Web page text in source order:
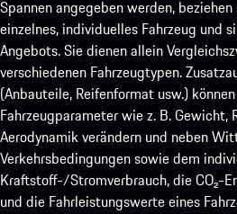
Spannen angegeben werden,
einzelnes, individuelles Fahrzeug und
Angebots. Sie dienen allein
verschiedenen Fahrzeugtypen.
(Anbauteile, Reifenformat usw.)
Fahrzeugparameter wie z. B. Gewicht,
Aerodynamik verändern und neben
Verkehrsbedingungen sowie dem
Kraftstoff-/Stromverbrauch, die CO₂-
und die Fahrleistungswerte eines